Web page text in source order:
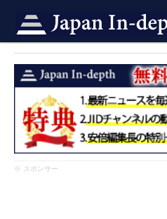
※ スポンサー